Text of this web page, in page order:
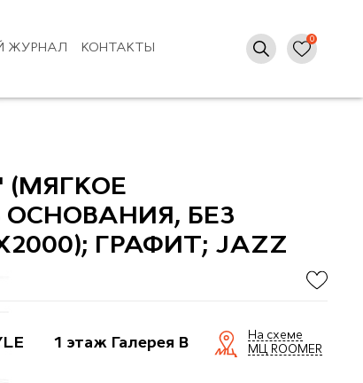
ЖУРНАЛ КОНТАКТЫ
(МЯГКОЕ
ОСНОВАНИЯ, БЕЗ
ГРАФИТ; JAZZ
1 этаж Галерея B
На схеме
МЦ ROOMER